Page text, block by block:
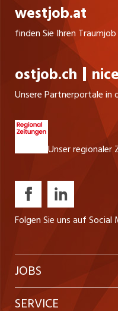
westjob.at
finden Sie Ihren
ostjob.ch
Unsere Partnerportale in
Unser
Folgen Sie uns auf Social
JOBS
Jobabo abonnieren
SERVICE